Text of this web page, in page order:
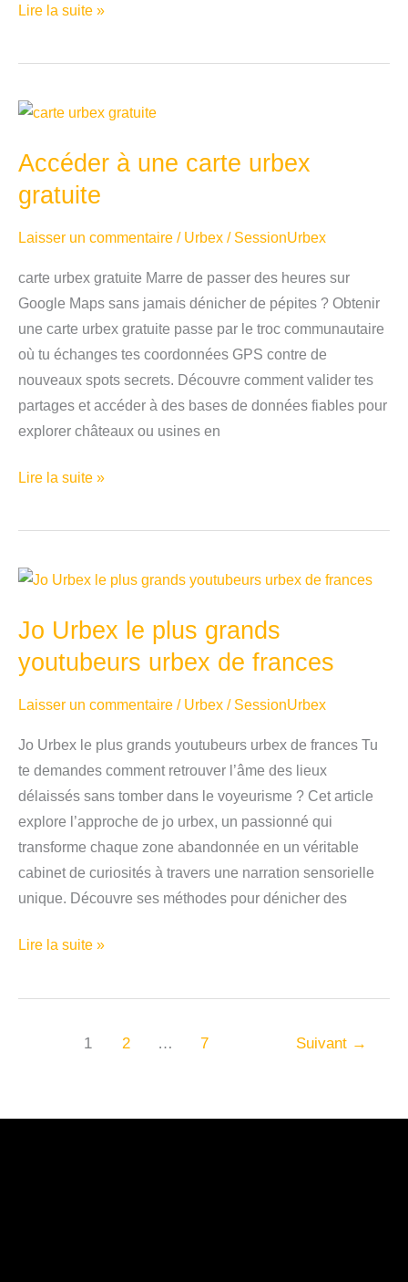
Comment
un
près
chez
moi
(méthodes
rapides
Lire la suite »
Accéder à une carte urbex
gratuite
Laisser un commentaire / Urbex / SessionUrbex
carte urbex gratuite Marre de passer des heures sur
Google Maps sans jamais dénicher de pépites ? Obtenir
une carte urbex gratuite passe par le troc communautaire
où tu échanges tes coordonnées GPS contre de
nouveaux spots secrets. Découvre comment valider tes
partages et accéder à des bases de données fiables pour
explorer châteaux ou usines en
Accéder
une
urbex
Lire la suite »
Jo Urbex le plus grands
youtubeurs urbex de frances
Laisser un commentaire / Urbex / SessionUrbex
Jo Urbex le plus grands youtubeurs urbex de frances Tu
te demandes comment retrouver l’âme des lieux
délaissés sans tomber dans le voyeurisme ? Cet article
explore l’approche de jo urbex, un passionné qui
transforme chaque zone abandonnée en un véritable
cabinet de curiosités à travers une narration sensorielle
unique. Découvre ses méthodes pour dénicher des
Jo
le
de
Lire la suite »
1 2 … 7 Suivant →